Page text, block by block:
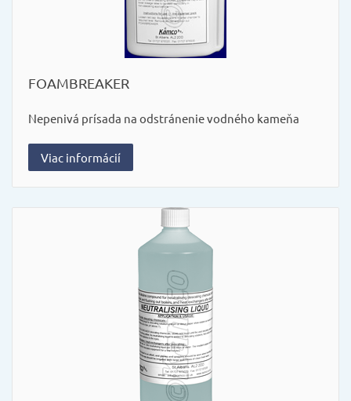
FOAMBREAKER
Nepenivá prísada na odstránenie vodného kameňa
Viac informácií